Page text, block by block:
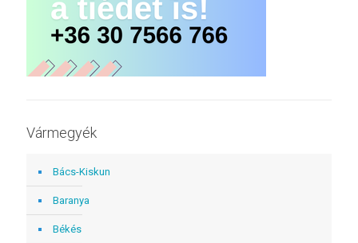
Vármegyék
Bács-Kiskun
Baranya
Békés